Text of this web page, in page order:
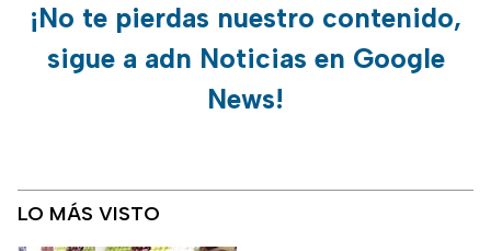
¡No te pierdas nuestro contenido,
sigue a adn Noticias en Google
News!
LO MÁS VISTO